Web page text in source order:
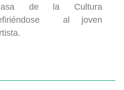
de la Cultura
al joven